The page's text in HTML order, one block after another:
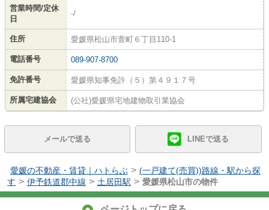
営業時間/定休
日
-/
住所 愛媛県松山市萱町６丁目110-1
電話番号 089-907-8700
免許番号 愛媛県知事免許（５）第４９１７号
所属宅建協会 (公社)愛媛県宅地建物取引業協会
メールで送る LINEで送る
愛媛の不動産・賃貸｜ハトらぶ > (一戸建て(売買))路線・駅から探
す > 伊予鉄道郡中線 > 土居田駅 > 愛媛県松山市の物件